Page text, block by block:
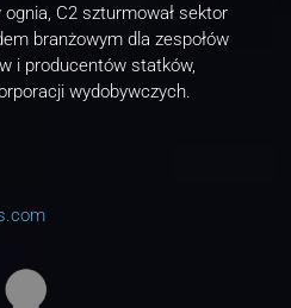
C2 szturmował sektor
branżowym dla zespołów
i producentów statków,
wydobywczych.